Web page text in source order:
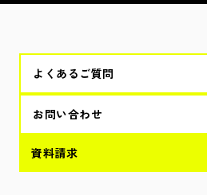
よくあるご質問
お問い合わせ
資料請求